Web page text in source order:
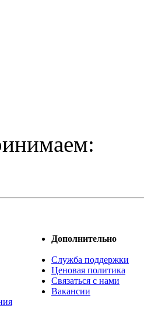
Дополнительно
Служба поддержки
Ценовая политика
Связаться с нами
Вакансии